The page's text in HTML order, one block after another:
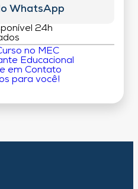
WhatsApp
24h
no MEC
Educacional
em Contato
para você!